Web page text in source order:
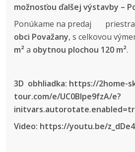
možnosťou ďalšej výstavby –
Ponúkame na predaj
obci Považany, s celkovou
m²a obytnou plochou 120 m²
3D obhliadka: https://2home-
tour.com/e/UC0Blpe9fzA/e?
Video: https://youtu.be/